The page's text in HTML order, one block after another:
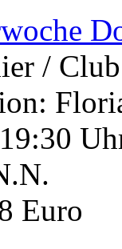
/
Euro